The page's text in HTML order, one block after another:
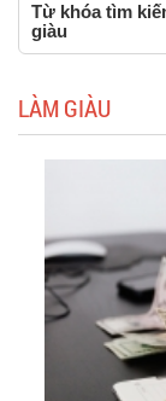
Từ khóa tìm
giàu
LÀM GIÀU